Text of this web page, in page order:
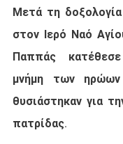
Μετά τη
στον Ιερό Ναό
Παππάς
μνήμη των
θυσιάστηκαν για
πατρίδας.